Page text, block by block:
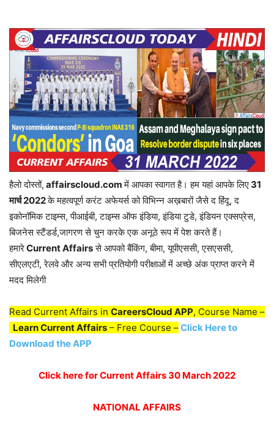
हैलो दोस्तों, affairscloud.comमें आपका स्वागत है। हम यहां आपके लिए 31
मार्च 2022के महत्वपूर्ण करंट अफेयर्स को विभिन्न अख़बारों जैसे द हिंदू, द
इकोनॉमिक टाइम्स, पीआईबी, टाइम्स ऑफ इंडिया, इंडिया टुडे, इंडियन एक्सप्रेस,
बिजनेस स्टैंडर्ड,जागरण से चुन करके एक अनूठे रूप में पेश करते हैं।
हमारेCurrent Affairsसे आपको बैंकिंग, बीमा, यूपीएससी, एसएससी,
सीएलएटी, रेलवे और अन्य सभी प्रतियोगी परीक्षाओं में अच्छे अंक प्राप्त करने में
मदद मिलेगी
Read Current Affairs in CareersCloud APP, Course Name –
Learn Current Affairs – Free Course –Click Here to
Download the APP
Click here for Current Affairs 30 March 2022
NATIONAL AFFAIRS